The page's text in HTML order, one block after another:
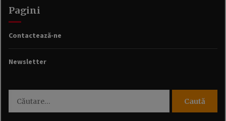
Pagini
Contactează-ne
Newsletter
după: